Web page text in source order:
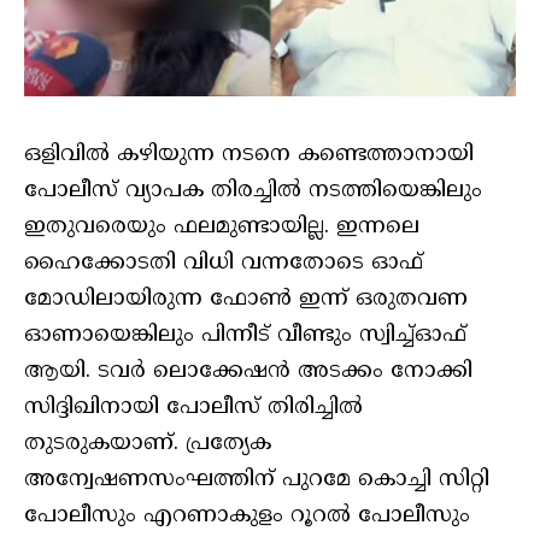
ഒളിവിൽ കഴിയുന്ന നടനെ കണ്ടെത്താനായി
പോലീസ് വ്യാപക തിരച്ചിൽ നടത്തിയെങ്കിലും
ഇതുവരെയും ഫലമുണ്ടായില്ല. ഇന്നലെ
ഹൈക്കോടതി വിധി വന്നതോടെ ഓഫ്
മോഡിലായിരുന്ന ഫോൺ ഇന്ന് ഒരുതവണ
ഓണായെങ്കിലും പിന്നീട് വീണ്ടും സ്വിച്ച്ഓഫ്
ആയി. ടവർ ലൊക്കേഷൻ അടക്കം നോക്കി
സിദ്ദിഖിനായി പോലീസ് തിരിച്ചിൽ
തുടരുകയാണ്. പ്രത്യേക
അന്വേഷണസംഘത്തിന് പുറമേ കൊച്ചി സിറ്റി
പോലീസും എറണാകുളം റൂറൽ പോലീസും